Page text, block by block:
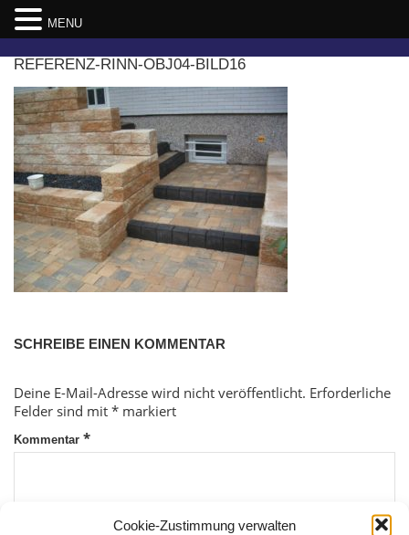
Cookie-Zustimmung verwalten
content
REFERENZ-RINN-OBJ04-BILD16
SCHREIBE EINEN KOMMENTAR
Deine E-Mail-Adresse wird nicht veröffentlicht. Erforderliche
Felder sind mit * markiert
Kommentar *
MENU